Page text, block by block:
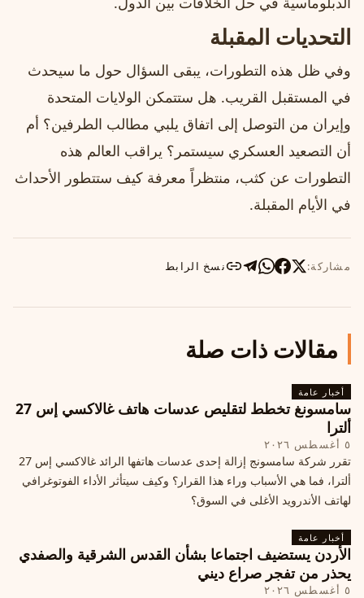
التحديات المقبلة
وفي ظل هذه التطورات، يبقى السؤال حول ما سيحدث
في المستقبل القريب. هل ستتمكن الولايات المتحدة
وإيران من التوصل إلى اتفاق يلبي مطالب الطرفين؟ أم
أن التصعيد العسكري سيستمر؟ يراقب العالم هذه
التطورات عن كثب، منتظراً معرفة كيف ستتطور الأحداث
في الأيام المقبلة.
مشاركة: نسخ الرابط
مقالات ذات صلة
أخبار عامة
سامسونغ تخطط لتقليص عدسات هاتف غالاكسي إس 27
ألترا
٥ أغسطس ٢٠٢٦
تقرر شركة سامسونج إزالة إحدى عدسات هاتفها الرائد غالاكسي إس 27
ألترا، فما هي الأسباب وراء هذا القرار؟ وكيف سيتأثر الأداء الفوتوغرافي
لهاتف الأندرويد الأغلى في السوق؟
أخبار عامة
الأردن يستضيف اجتماعا بشأن القدس الشرقية والصفدي
يحذر من تفجر صراع ديني
٥ أغسطس ٢٠٢٦